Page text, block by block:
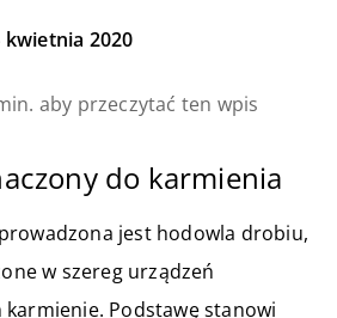
kwietnia 2020
aby przeczytać ten wpis
do karmienia
jest hodowla drobiu,
w szereg urządzeń
Podstawę stanowi